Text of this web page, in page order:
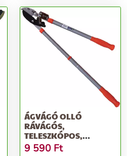
ÁGVÁGÓ OLLÓ
RÁVÁGÓS,
TELESZKÓPOS,
RACSNIS
9 590 Ft